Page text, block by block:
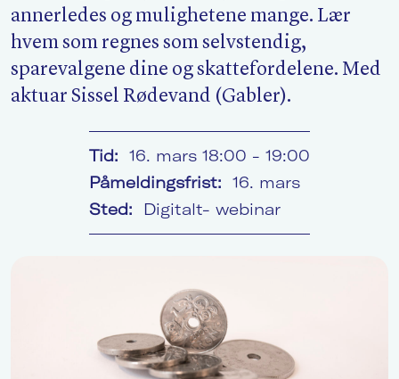
Akademikerne Pluss
Nyheter
Om Akademikerne
annerledes og mulighetene mange. Lær
hvem som regnes som selvstendig,
sparevalgene dine og skattefordelene. Med
aktuar Sissel Rødevand (Gabler).
Tid:
16. mars 18:00 - 19:00
Påmeldingsfrist:
16. mars
Sted:
Digitalt- webinar